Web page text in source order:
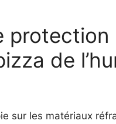
de
sur les matériaux